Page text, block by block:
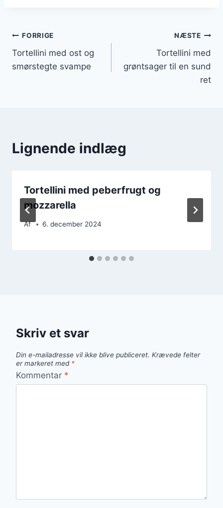
Indlægsnavigation
FORRIGE
Tortellini med ost og
smørstegte svampe
NÆSTE
Tortellini med
grøntsager til en sund
ret
Lignende indlæg
Tortellini med peberfrugt og
mozzarella
Af 6. december 2024
Skriv et svar
Din e-mailadresse vil ikke blive publiceret. Krævede felter
er markeret med *
Kommentar *